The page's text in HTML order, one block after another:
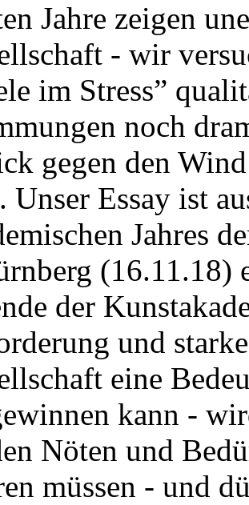
Jahre zeigen
- wir
im Stress”
noch
gegen den
Unser Essay ist
Jahres
(16.11.18)
der
und
eine
kann -
Nöten und
müssen - und